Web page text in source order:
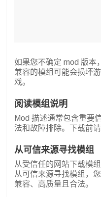
如果您不确定 mod 版本
兼容的模组可能会损坏
戏。
阅读模组说明
Mod 描述通常包含重要
法和故障排除。下载前请
从可信来源寻找模组
从受信任的网站下载模
从可信来源寻找模组，
兼容、高质量且合法。